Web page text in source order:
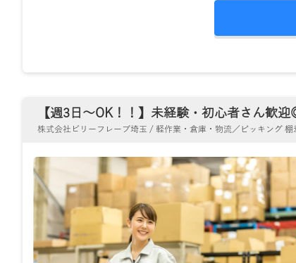
【週3日～OK！！】未経験・初心者さん歓
株式会社ビリーフレーブ埼玉 / 軽作業・倉庫・物流／ピッキング 棚